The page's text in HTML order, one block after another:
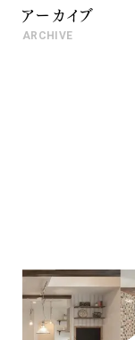
アーカイブ
ARCHIVE